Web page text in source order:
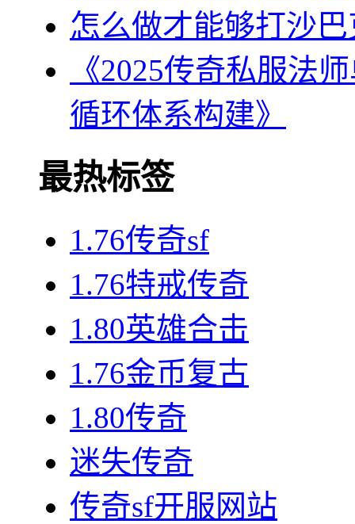
怎么做才能够打沙
《2025传奇私服法
循环体系构建》
最热标签
1.76传奇sf
1.76特戒传奇
1.80英雄合击
1.76金币复古
1.80传奇
迷失传奇
传奇sf开服网站